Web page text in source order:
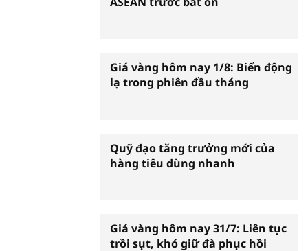
Giá vàng hôm nay 1/8: Biến động
lạ trong phiên đầu tháng
Quỹ đạo tăng trưởng mới của
hàng tiêu dùng nhanh
Giá vàng hôm nay 31/7: Liên tục
trồi sụt, khó giữ đà phục hồi